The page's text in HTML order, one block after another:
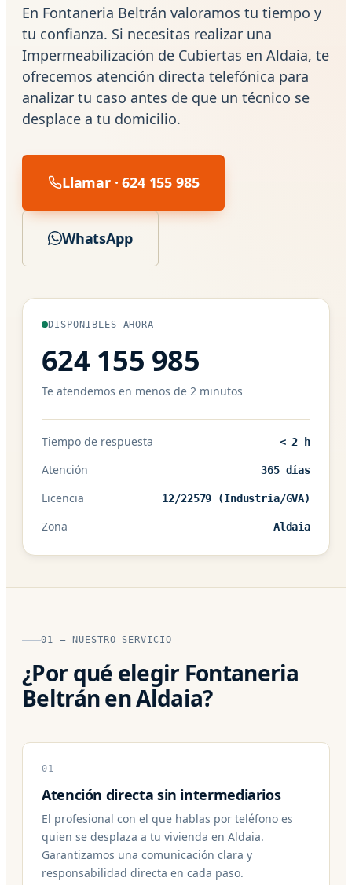
En Fontaneria Beltrán valoramos tu tiempo y
tu confianza. Si necesitas realizar una
Impermeabilización de Cubiertas en Aldaia, te
ofrecemos atención directa telefónica para
analizar tu caso antes de que un técnico se
desplace a tu domicilio.
Llamar · 624 155 985
WhatsApp
DISPONIBLES AHORA
624 155 985
Te atendemos en menos de 2 minutos
Tiempo de respuesta < 2 h
Atención 365 días
Licencia 12/22579 (Industria/GVA)
Zona Aldaia
01 — NUESTRO SERVICIO
¿Por qué elegir Fontaneria
Beltrán en Aldaia?
01
Atención directa sin intermediarios
El profesional con el que hablas por teléfono es
quien se desplaza a tu vivienda en Aldaia.
Garantizamos una comunicación clara y
responsabilidad directa en cada paso.